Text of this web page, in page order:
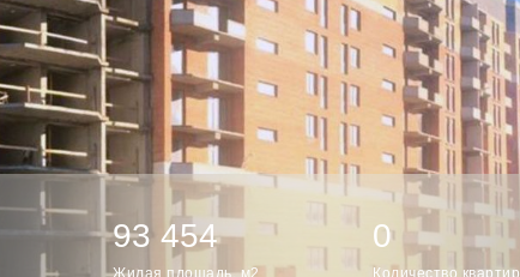
93 454
Жилая площадь, м2
0
Количество квартир